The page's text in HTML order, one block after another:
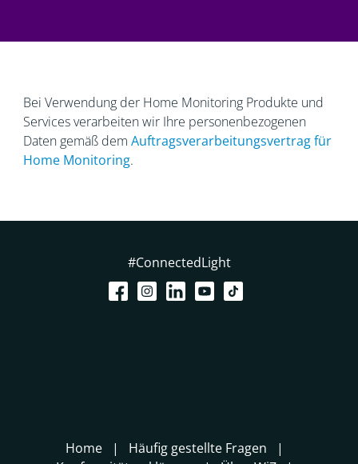
Bei Verwendung der Home Monitoring Produkte und
Services verarbeiten wir Ihre personenbezogenen
Daten gemäß dem Auftragsverarbeitungsvertragfür
Home Monitoring.
#ConnectedLight
Home
Häufig gestellte Fragen